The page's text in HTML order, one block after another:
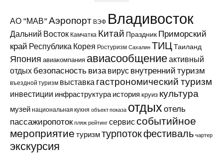
АО "МАВ"Аэропорт ВЭФ Владивосток
Дальний Восток Камчатка Китай Праздник Приморский
край Республика Корея Ростуризм Сахалин ТИЦТаиланд
Япония авиакомпания авиасообщениеактивный
отдых безопасность виза вирус внутренний туризм
въездной туризм выставка гастрономический туризм
инвестиции инфраструктура история круиз культура
музей национальная кухня объект показа отдыхотель
пассажиропоток пляж рейтинг сервис событийное
мероприятие туризмтурпотокфестиваль чартер
экскурсия